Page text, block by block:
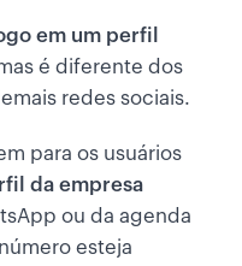
em um perfil
é diferente dos
redes sociais.
para os usuários
da empresa
ou da agenda
esteja